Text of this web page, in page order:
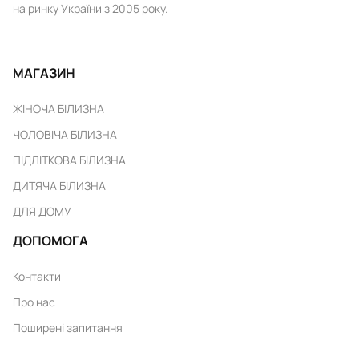
на ринку України з 2005 року.
МАГАЗИН
ЖІНОЧА БІЛИЗНА
ЧОЛОВІЧА БІЛИЗНА
ПІДЛІТКОВА БІЛИЗНА
ДИТЯЧА БІЛИЗНА
ДЛЯ ДОМУ
ДОПОМОГА
Контакти
Про нас
Поширені запитання